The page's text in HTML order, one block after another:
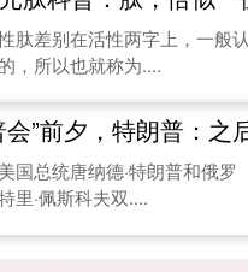
肽差别在活性两字上，一般认
，所以也就称为....
朗普：之后的第二次会晤更重要_普京_
国总统唐纳德·特朗普和俄罗
里·佩斯科夫双....